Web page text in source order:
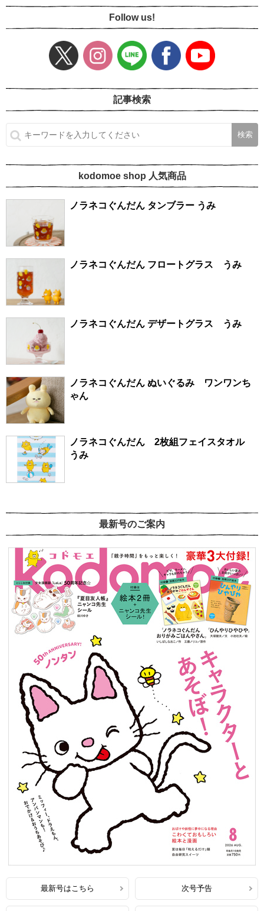
Follow us!
記事検索
kodomoe shop 人気商品
ノラネコぐんだん タンブラー うみ
ノラネコぐんだん フロートグラス うみ
ノラネコぐんだん デザートグラス うみ
ノラネコぐんだん ぬいぐるみ ワンワンち
ゃん
ノラネコぐんだん 2枚組フェイスタオル
うみ
最新号のご案内
最新号はこちら 次号予告